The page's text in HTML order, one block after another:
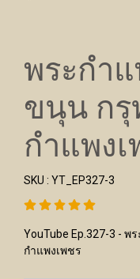
พระกำแ
ขนุน กรุ
กำแพง
SKU : YT_EP327-3
YouTube Ep.327-3 - พ
กำแพงเพชร